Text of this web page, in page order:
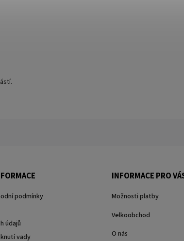
podmínky
údajů
vady
INFORMACE PRO
Možnosti platby
Velkoobchod
O nás